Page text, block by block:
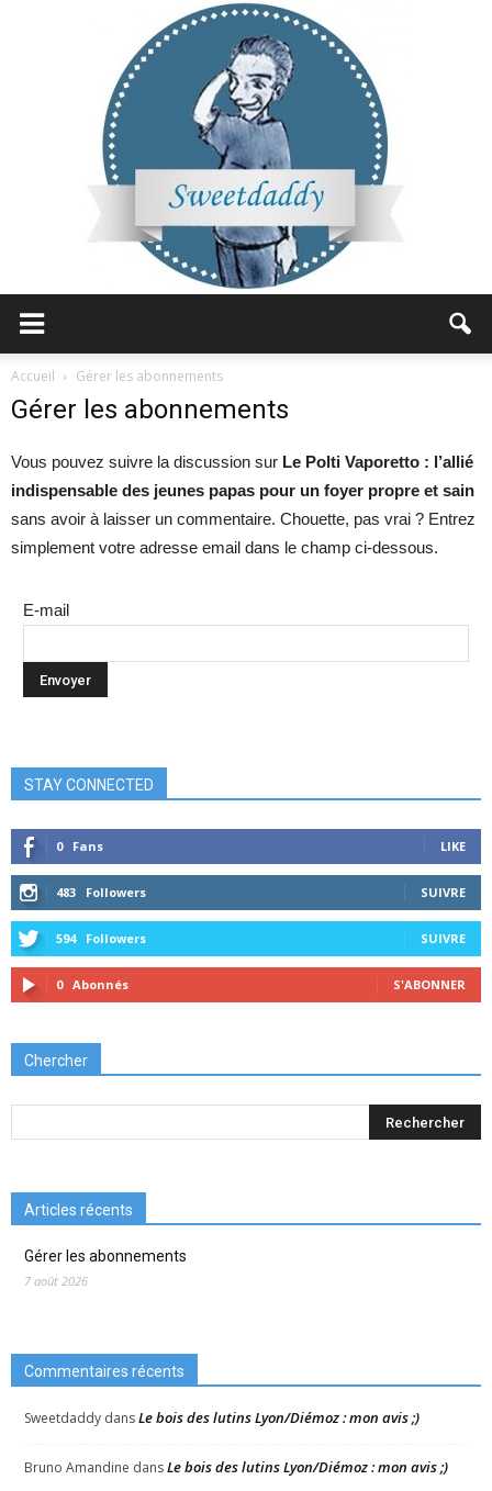
Accueil Gérer les abonnements
Gérer les abonnements
Vous pouvez suivre la discussion sur Le Polti Vaporetto : l’allié
indispensable des jeunes papas pour un foyer propre et sain
sans avoir à laisser un commentaire. Chouette, pas vrai ? Entrez
simplement votre adresse email dans le champ ci-dessous.
E-mail
STAY CONNECTED
0 Fans LIKE
483 Followers SUIVRE
594 Followers SUIVRE
0 Abonnés S'ABONNER
Chercher
Articles récents
Gérer les abonnements
7 août 2026
Commentaires récents
Sweetdaddy dansLe bois des lutins Lyon/Diémoz : mon avis ;)
Bruno Amandine dansLe bois des lutins Lyon/Diémoz : mon avis ;)